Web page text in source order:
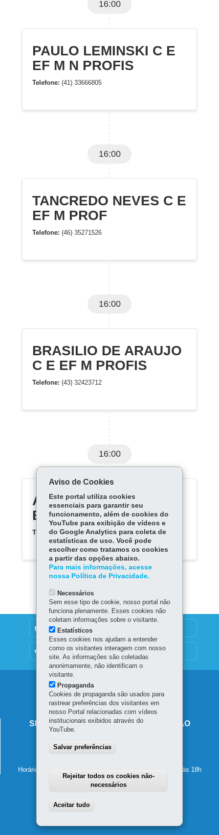
16:00
PAULO LEMINSKI C E
EF M N PROFIS
Telefone: (41) 33666805
16:00
TANCREDO NEVES C E
EF M PROF
Telefone: (46) 35271526
16:00
BRASILIO DE ARAUJO
C E EF M PROFIS
Telefone: (43) 32423712
16:00
ALBINO F SANCHES C
E EF M PROFIS
Telefone: (43) 33412917
DENUNCIE CORRUPÇÃO
OUVIDORIA
Navegação
principal
SECRETARIA DE ESTADO DA EDUCAÇÃO
80610-011-Curitiba
Horário de atendimento: de segunda a sexta-feira, das 8h às 18h
Aviso de Cookies
Este portal utiliza cookies
essenciais para garantir seu
funcionamento, além de cookies do
YouTube para exibição de vídeos e
do Google Analytics para coleta de
estatísticas de uso. Você pode
escolher como tratamos os cookies
a partir das opções abaixo.
Para mais informações, acesse
nossa Política de Privacidade.
Necessários
Sem esse tipo de cookie, nosso portal não
funciona plenamente. Esses cookies não
coletam informações sobre o visitante.
Estatísticos
Esses cookies nos ajudam a entender
como os visitantes interagem com nosso
site. As informações são coletadas
anonimamente, não identificam o
visitante.
Propaganda
Cookies de propaganda são usados para
rastrear preferências dos visitantes em
nosso Portal relacionadas com vídeos
institucionais exibidos através do
YouTube.
Salvar preferências
Rejeitar todos os cookies não-
necessários
Aceitar tudo